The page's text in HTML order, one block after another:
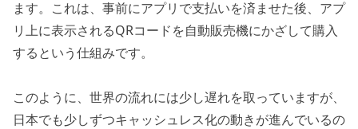
ます。これは、事前にアプリで支払いを済ませた後、アプ
リ上に表示されるQRコードを自動販売機にかざして購入
するという仕組みです。
このように、世界の流れには少し遅れを取っていますが、
日本でも少しずつキャッシュレス化の動きが進んでいるの